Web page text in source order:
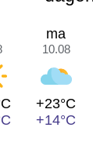
ma
10.08
+23°C
+14°C